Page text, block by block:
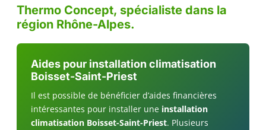
Thermo Concept, spécialiste dans la
région Rhône-Alpes.
Aides pour installation climatisation
Boisset-Saint-Priest
Il est possible de bénéficier d’aides financières
intéressantes pour installer une installation
climatisation Boisset-Saint-Priest. Plusieurs